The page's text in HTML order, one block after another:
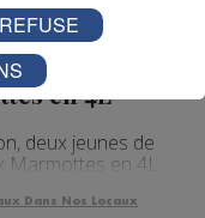
Locaux |
Thibault
en 4L
deux jeunes de
Marmottes en 4L.
Dans Nos Locaux